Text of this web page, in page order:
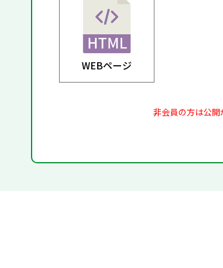
WEBページ
非会員の方は公開